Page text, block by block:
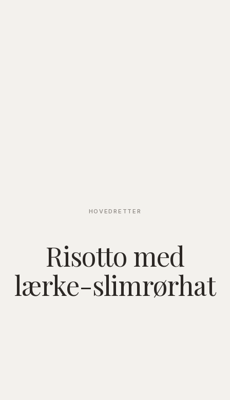
HOVEDRETTER
Risotto med
lærke-slimrørhat